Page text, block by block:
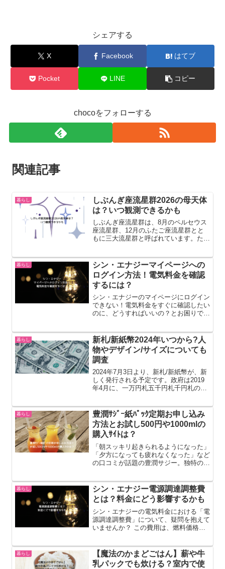
シェアする
X Facebook はてブ
Pocket LINE コピー
chocoをフォローする
関連記事
暮らし
しぶんぎ座流星群2026の母天体
は？いつ観測できるかも
しぶんぎ座流星群は、8月のペルセウス
座流星群、12月のふたご座流星群とと
もに三大流星群と呼ばれています。ただ
比べると、しぶんぎ座流星群は、活動が
活発な期間が短いことや、...
暮らし
シン・エナジーマイページへの
ログイン方法！電気料金を確認
するには？
シン・エナジーのマイページにログイン
できない！電気料金をすぐに確認したい
のに、どうすればいいの？とお困りでは
ナジーのマイページへのログイン方法
を、図解入りで分かりやすく...
暮らし
新札/新紙幣2024年いつから?人
物やデザイン/サイズについても
調査
2024年7月3日より、新札/新紙幣が、新
しく発行される予定です。政府は2019
年4月に、一万円札五千円札千円札のデ
お別れするのは、寂しいですよね。この
記事では新札/新...
暮らし
豊潤ｻｼﾞｰ紙ﾊﾟｯｸ定期お申し込み
方法とお試し500円や1000mlの
購入ｻｲﾄは？
「朝スッキリ起きられるようになった」
「夕方になっても疲れなくなった」など
の口コミが話題の豊潤サジー。独特の風
方に分かれるようです。この記事では豊
潤ｻｼﾞｰ紙ﾊﾟｯｸ定期...
暮らし
シン・エナジー電源調達調整費
とは？料金にどう影響するかも
シン・エナジーの電気料金における「電
源調達調整費」について、疑問を抱えて
いませんか？ この費用は、燃料価格の
料金に反映される仕組みです。つまり、
原油価格やLNG価格の上...
暮らし
【魔法のかまどごはん】薪や牛
乳パックでも炊ける？室内で使